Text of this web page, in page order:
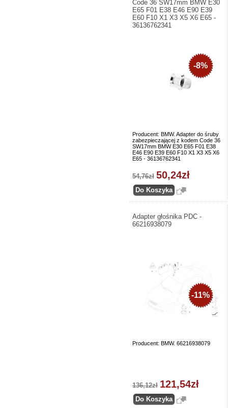
Code 36 SW17mm BMW E30
E65 F01 E38 E46 E90 E39
E60 F10 X1 X3 X5 X6 E65 -
36136762341
Producent: BMW. Adapter do śruby
zabezpieczającej z kodem Code 36
SW17mm BMW E30 E65 F01 E38
E46 E90 E39 E60 F10 X1 X3 X5 X6
E65 - 36136762341
-8%
54,76zł 50,24zł
Adapter głośnika PDC -
66216938079
Producent: BMW. 66216938079
-11%
136,12zł 121,54zł